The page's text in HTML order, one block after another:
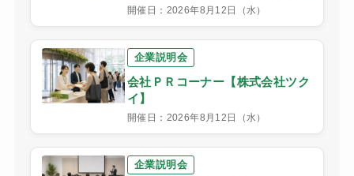
園】
開催日：2026年8月12日（水）
企業説明会
会社ＰＲコーナー【株式会社ツク
イ】
開催日：2026年8月12日（水）
企業説明会